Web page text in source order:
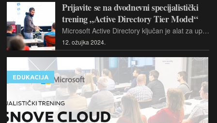
Prijavite se na dvodnevni specijalistički
trening „Active Directory Tier Model“
Microsoft Active Directory ključan je alat za upravljanje identitetima i pristupom resursima u Windows mrežnim okruženjima. Prijavite se na specijalistički trening do 15. ožujka
12. ožujka 2024.
EDUKACIJA